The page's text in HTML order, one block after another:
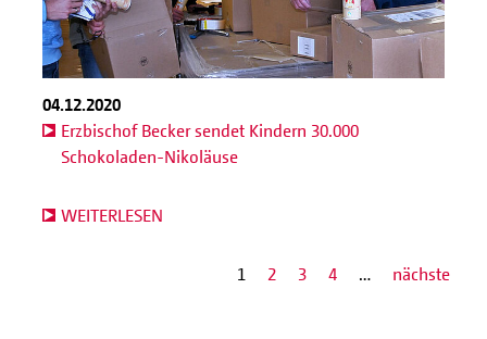
04.12.2020
Erzbischof Becker sendet Kindern 30.000
Schokoladen-Nikoläuse
WEITERLESEN
1 2 3 4 … nächste